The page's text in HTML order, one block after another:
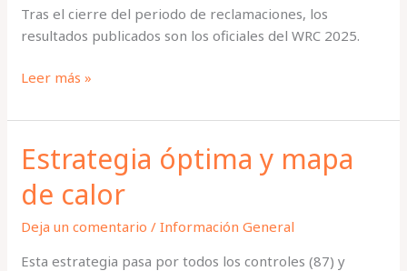
Tras el cierre del periodo de reclamaciones, los
resultados publicados son los oficiales del WRC 2025.
Resultados
Leer más »
Estrategia óptima y mapa
de calor
Deja un comentario /Información General
Esta estrategia pasa por todos los controles (87) y